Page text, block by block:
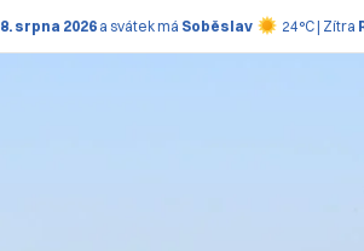
8. srpna 2026a svátek má Soběslav 24°C | Zítra